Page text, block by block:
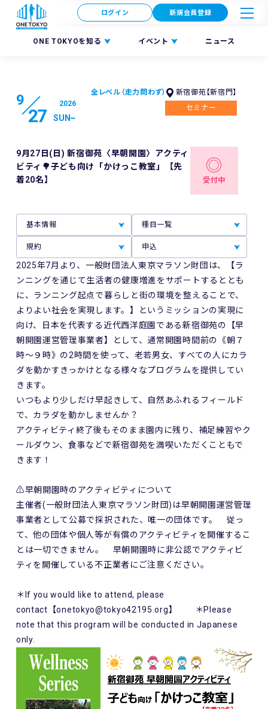
ONE TOKYOを知る イベント ニュース
ログイン 新規会員登録
9
27
2026
SUN~
全レベル（走力問わず）
新宿御苑【新宿門】
セミナー
9月27日(日) 新宿御苑〈早朝開園〉アクティ
ビティ🌳子ども向け「かけっこ教室」【先
着20名】
受付中
基本情報 種目一覧
規約 申込
2025年7月より、一般財団法人東京マラソン財団は、【ラ
ンニングを通じて生活者の健康増進をサポートするととも
に、ランニング起点で暮らしと街の環境を整えることで、
よりよい社会を実現します。】というミッションの実現に
向け、日本を代表する近代西洋庭園である新宿御苑の【早
朝開園運営管理事業者】として、通常開園時間前の《朝７
時～９時》の2時間を使って、老若男女、すべての人にカラ
ダを動かすきっかけとなる様々なプログラムを提供してい
きます。
いつもより少しだけ早起きして、自然あふれるフィールド
で、カラダを動かしませんか？
アクティビティ終了後もそのまま園内に残り、補足練習やク
ールダウン、食事などで新宿御苑を満喫いただくこともで
きます！
⚠️早朝開園時のアクティビティについて
主催者(一般財団法人東京マラソン財団)は早朝開園運営管理
事業者として公募で採択された、唯一の団体です。 従っ
て、他の団体や個人等が有償のアクティビティを開催するこ
とは一切できません。 早朝開園時に非公認でアクティビ
ティを開催している不正業者にご注意ください。
＊If you would like to attend, please
contact【onetokyo@tokyo42195.org】 ＊Please
note that this program will be conducted in Japanese
only.